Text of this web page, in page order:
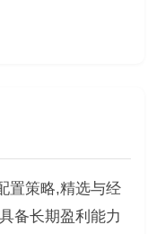
置策略,精选与经
备长期盈利能力